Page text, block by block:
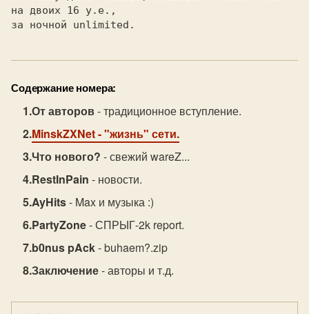
за ночной unlimited.
Содержание номера:
От авторов- традиционное вступление.
MinskZXNet- "жизнь" сети.
Что нового? - свежий wareZ...
RestInPain - новости.
AyHits- Max и музыка :)
PartyZone- СПРЫГ-2k report.
b0nus pAck- buhaem?.zip
Заключение- авторы и т.д.